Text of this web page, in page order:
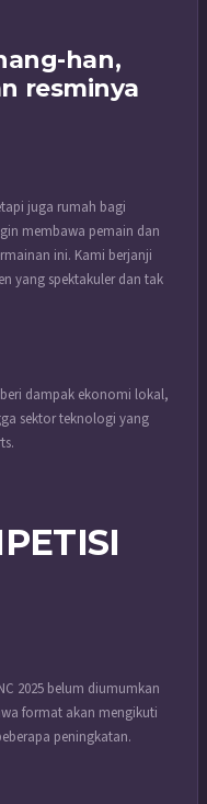
han,
resminya
juga rumah bagi
membawa pemain dan
ini. Kami berjanji
yang spektakuler dan tak
dampak ekonomi lokal,
sektor teknologi yang
2025 belum diumumkan
format akan mengikuti
peningkatan.